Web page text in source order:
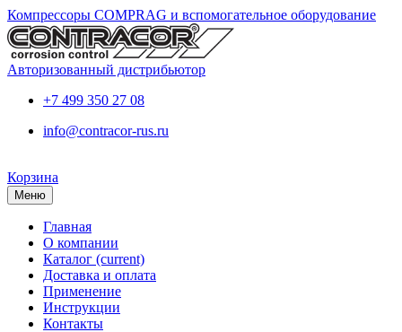
Компрессоры COMPRAG и вспомогательное оборудование
Авторизованный дистрибьютор
+7 499 350 27 08
info@contracor-rus.ru
Корзина
Меню
Главная
О компании
Каталог (current)
Доставка и оплата
Применение
Инструкции
Контакты